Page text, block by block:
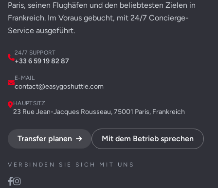
Paris, seinen Flughäfen und den beliebtesten Zielen in
Frankreich. Im Voraus gebucht, mit 24/7 Concierge-
Service ausgeführt.
24/7 SUPPORT
+33 6 59 19 82 87
E-MAIL
contact@easygoshuttle.com
HAUPTSITZ
23 Rue Jean-Jacques Rousseau, 75001 Paris, Frankreich
Transfer planen Mit dem Betrieb sprechen
VERBINDEN SIE SICH MIT UNS